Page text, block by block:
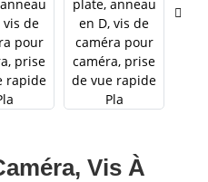
Vis À